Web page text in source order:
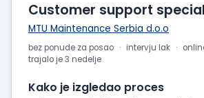
Customer support
MTU Maintenance Serbia d.o.o
bez ponude za posao intervju lak
trajalo je 3 nedelje
Kako je izgledao proces